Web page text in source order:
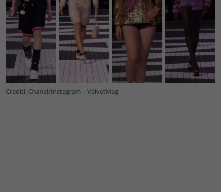
Crediti: Chanel/Instagram – VelvetMag